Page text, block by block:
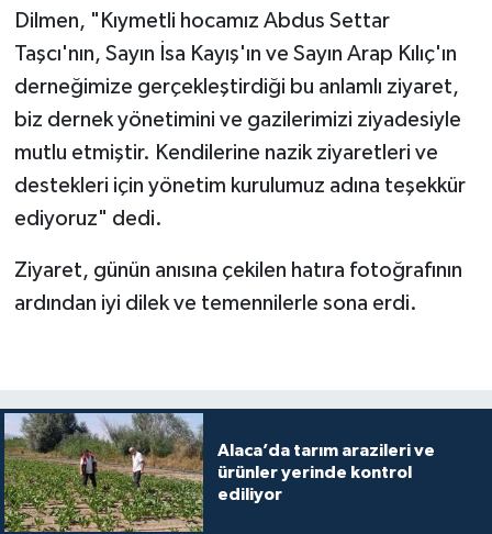
Dilmen, "Kıymetli hocamız Abdus Settar
Taşcı'nın, Sayın İsa Kayış'ın ve Sayın Arap Kılıç'ın
derneğimize gerçekleştirdiği bu anlamlı ziyaret,
biz dernek yönetimini ve gazilerimizi ziyadesiyle
mutlu etmiştir. Kendilerine nazik ziyaretleri ve
destekleri için yönetim kurulumuz adına teşekkür
ediyoruz" dedi.
Ziyaret, günün anısına çekilen hatıra fotoğrafının
ardından iyi dilek ve temennilerle sona erdi.
Alaca’da tarım arazileri ve
ürünler yerinde kontrol
ediliyor